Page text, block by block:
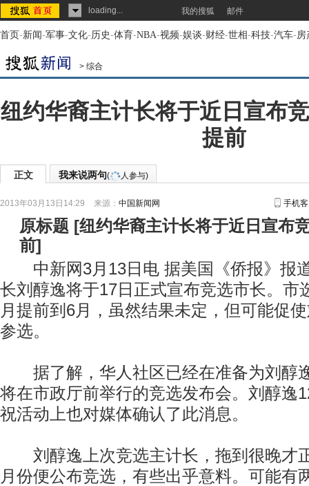
loading... 我的搜狐 邮件
首页-新闻-军事-文化-历史-体育-NBA-视频-娱谈-财经-世相-科技-汽车-房
> 综合
纽约华裔主计长将于近日宣布
提前
正文 我来说两句( 人参与)
2013年03月13日14:29 来源： 中国新闻网 手机
原标题 [纽约华裔主计长将于近日宣布
前]
中新网3月13日电 据美国《侨报》报
长刘醇逸将于17日正式宣布竞选市长。市
月提前到6月，虽然结果未定，但可能促
参选。
据了解，华人社区已经在准备为刘醇
将在市政厅前举行的竞选发布会。刘醇逸
祝活动上也对媒体确认了此消息。
刘醇逸上次竞选主计长，拖到很晚才
月份便公布竞选，有些出乎意料。可能有